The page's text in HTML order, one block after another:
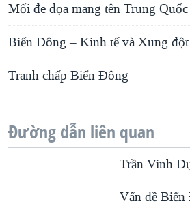
Mối đe dọa mang tên Trung Quốc
Biển Đông – Kinh tế và Xung đột
Tranh chấp Biển Ðông
Đường dẫn liên quan
Trần Vinh
Vấn đề